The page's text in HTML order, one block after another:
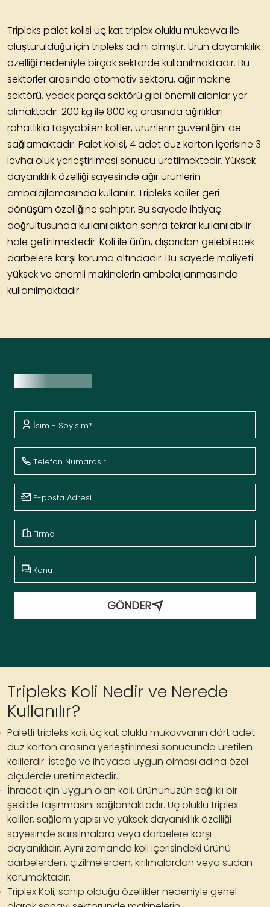
Tripleks palet kolisi üç kattriplex oluklu mukavva ile
oluşturulduğu için tripleks adını almıştır. Ürün dayanıklılık
özelliği nedeniyle birçok sektörde kullanılmaktadır. Bu
sektörler arasında otomotiv sektörü, ağır makine
sektörü, yedek parça sektörü gibi önemli alanlar yer
almaktadır. 200 kg ile 800 kg arasında ağırlıkları
rahatlıkla taşıyabilen koliler, ürünlerin güvenliğini de
sağlamaktadır. Palet kolisi, 4 adet düz karton içerisine 3
levha oluk yerleştirilmesi sonucu üretilmektedir. Yüksek
dayanıklılık özelliği sayesinde ağır ürünlerin
ambalajlamasında kullanılır. Tripleks koliler geri
dönüşüm özelliğine sahiptir. Bu sayede ihtiyaç
doğrultusunda kullanıldıktan sonra tekrar kullanılabilir
hale getirilmektedir. Koli ile ürün, dışarıdan gelebilecek
darbelere karşı koruma altındadır. Bu sayede maliyeti
yüksek ve önemli makinelerin ambalajlanmasında
kullanılmaktadır.
GÖNDER
Tripleks Koli Nedir ve Nerede
Kullanılır?
Paletli tripleks koli, üç kat oluklu mukavvanın dört adet
düz karton arasına yerleştirilmesi sonucunda üretilen
kolilerdir. İsteğe ve ihtiyaca uygun olması adına özel
ölçülerde üretilmektedir.
İhracat için uygun olan koli, ürününüzün sağlıklı bir
şekilde taşınmasını sağlamaktadır. Üç oluklu triplex
koliler, sağlam yapısı ve yüksek dayanıklılık özelliği
sayesinde sarsılmalara veya darbelere karşı
dayanıklıdır. Aynı zamanda koli içerisindeki ürünü
darbelerden, çizilmelerden, kırılmalardan veya sudan
korumaktadır.
Triplex Koli, sahip olduğu özellikler nedeniyle genel